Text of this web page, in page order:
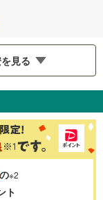
見る
％
の※2
ト